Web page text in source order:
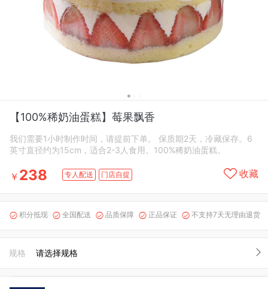
【100%稀奶油蛋糕】莓果飘香
我们需要1小时制作时间，请提前下单。 保质期2天，冷藏保存。6
英寸直径约为15cm，适合2-3人食用。100%稀奶油蛋糕。
￥ 238 专人配送 门店自提 收藏
 积分抵现  全国配送  品质保障  正品保证  不支持7天无理由退货
规格 请选择规格